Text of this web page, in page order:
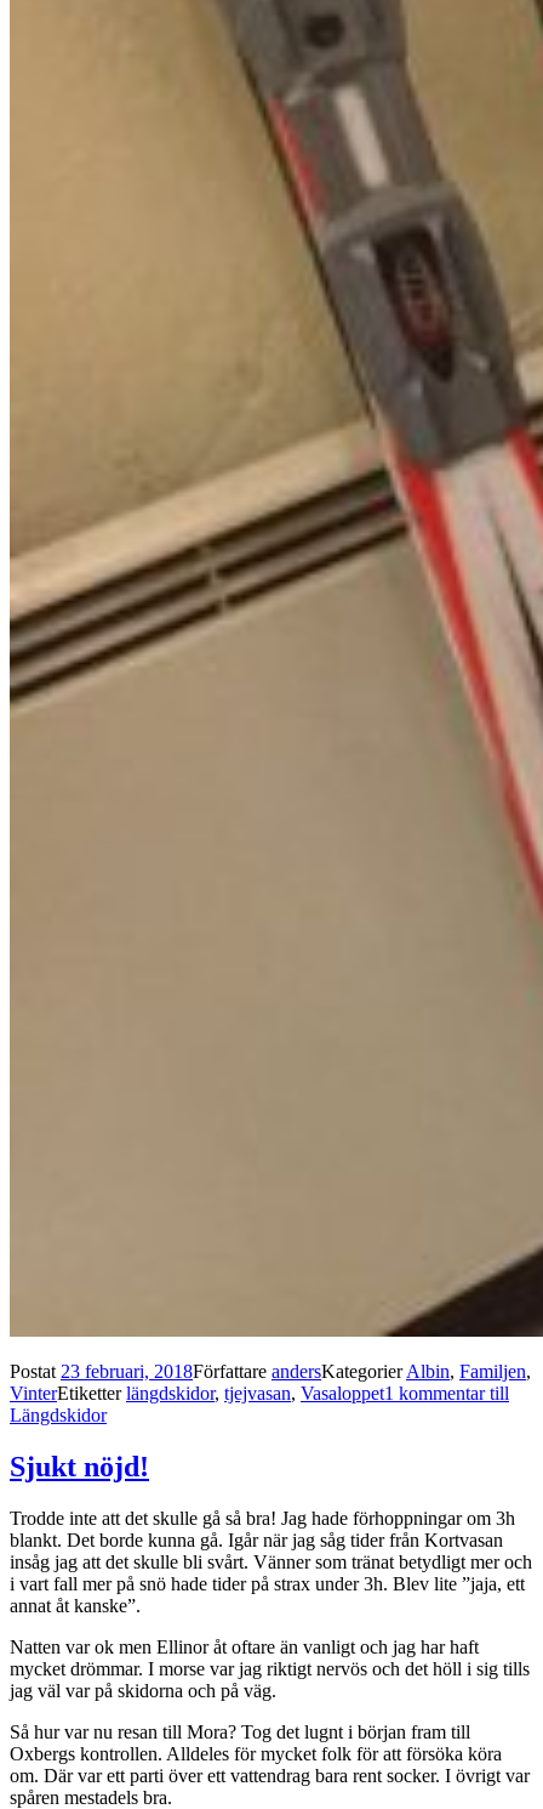
Postat 23 februari, 2018Författare andersKategorierAlbin, Familjen,
VinterEtiketterlängdskidor, tjejvasan, Vasaloppet1 kommentartill
Längdskidor
Sjukt nöjd!
Trodde inte att det skulle gå så bra! Jag hade förhoppningar om 3h
blankt. Det borde kunna gå. Igår när jag såg tider från Kortvasan
insåg jag att det skulle bli svårt. Vänner som tränat betydligt mer och
i vart fall mer på snö hade tider på strax under 3h. Blev lite ”jaja, ett
annat åt kanske”.
Natten var ok men Ellinor åt oftare än vanligt och jag har haft
mycket drömmar. I morse var jag riktigt nervös och det höll i sig tills
jag väl var på skidorna och på väg.
Så hur var nu resan till Mora? Tog det lugnt i början fram till
Oxbergs kontrollen. Alldeles för mycket folk för att försöka köra
om. Där var ett parti över ett vattendrag bara rent socker. I övrigt var
spåren mestadels bra.